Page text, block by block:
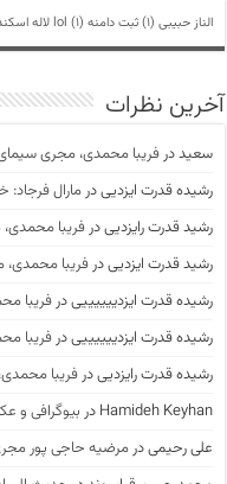
الناز حبیبی (1) ثبت دامنه lol (1) لاله
آخرین نظرات
سعیددرفریبا محمدی، مجری
رشیده قدرت ایزدییدرمارال فرجاد:
رشید قدرت رایزدییدرفریبا
رشید قدرت ایزدییدرفریبا
رشیده قدرت ایزدیییییییدرفریبا
رشیده قدرت ایزدیییییییدرفریبا
رشیده قدرت رایزدییدرفریبا
Hamideh Keyhan در بیوگرافی و
علی رحیمیدرمرضیه حاجی پور